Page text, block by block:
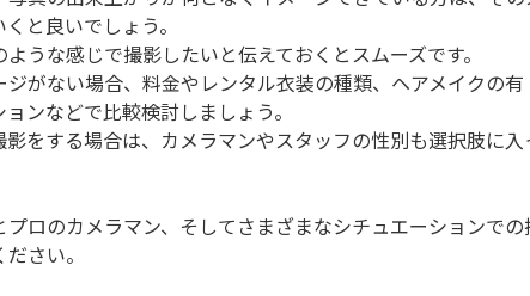
と良いでしょう。
な感じで撮影したいと伝えておくとスムーズです。
がない場合、料金やレンタル衣装の種類、ヘアメイクの有
ンなどで比較検討しましょう。
をする場合は、カメラマンやスタッフの性別も選択肢に入
ロのカメラマン、そしてさまざまなシチュエーションでの
さい。